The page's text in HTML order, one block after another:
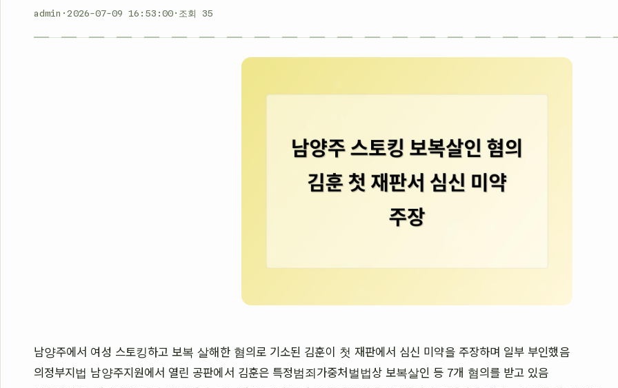
admin 2026-07-09 16:53:00 조회 35
남양주에서 여성 스토킹하고 보복 살해한 혐의로 기소된 김훈이 첫 재판에서 심신 미약을 주장하며 일부 부인했음
의정부지법 남양주지원에서 열린 공판에서 김훈은 특정범죄가중처벌법상 보복살인 등 7개 혐의를 받고 있음